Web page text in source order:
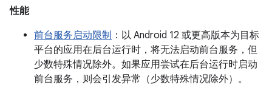
性能
前台服务启动限制 ：以 Android 12 或更高版本为目标
平台的应用在后台运行时，将无法启动前台服务，但
少数特殊情况除外。如果应用尝试在后台运行时启动
前台服务，则会引发异常（少数特殊情况除外）。